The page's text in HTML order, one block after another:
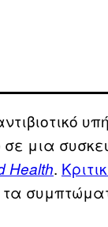
μια
Health.